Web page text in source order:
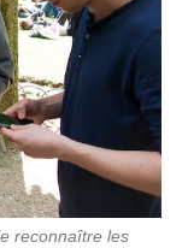
reconnaître les